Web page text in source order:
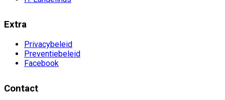
Extra
Privacybeleid
Preventiebeleid
Facebook
Contact